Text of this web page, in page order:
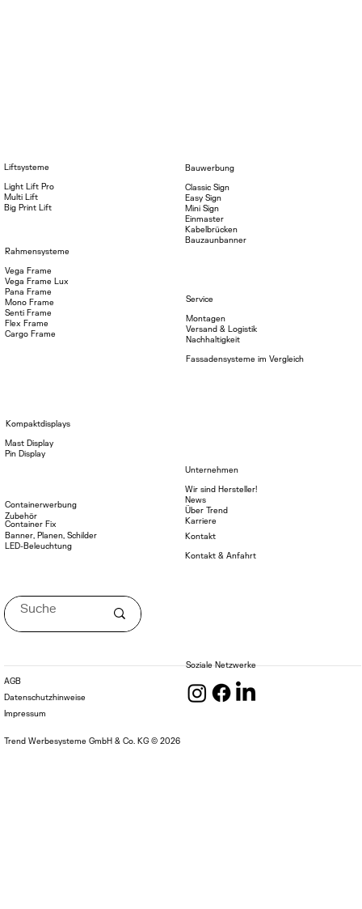
Impressum
Datenschutzhinweise
AGB
Trend Werbesysteme GmbH & Co. KG © 2026
Mast Display
Kompaktdisplays
Pin Display
Rahmensysteme
Vega Frame
Pana Frame
Mono Frame
Senti Frame
Flex Frame
Cargo Frame
Vega Frame Lux
Light Lift Pro
Liftsysteme
Multi Lift
Big Print Lift
Classic Sign
Bauwerbung
Easy Sign
Mini Sign
Einmaster
Kabelbrücken
Bauzaunbanner
Montagen
Service
Versand & Logistik
Nachhaltigkeit
Fassadensysteme im Vergleich
Wir sind Hersteller!
Unternehmen
News
Über Trend
Karriere
Kontakt & Anfahrt
Kontakt
Container Fix
Containerwerbung
Banner, Planen, Schilder
Zubehör
LED-Beleuchtung
Soziale Netzwerke